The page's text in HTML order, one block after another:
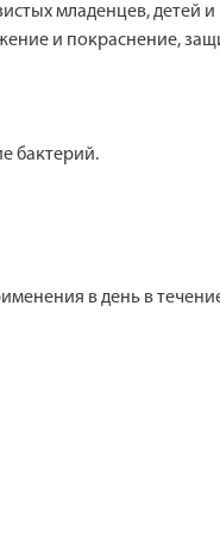
младенцев, детей и
и покраснение,
бактерий.
в день в